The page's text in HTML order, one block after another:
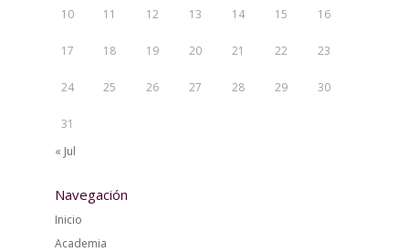
10 11 12 13 14 15 16
17 18 19 20 21 22 23
24 25 26 27 28 29 30
31
« Jul
Navegación
Inicio
Academia